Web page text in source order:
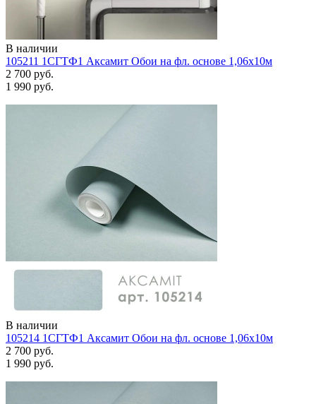
В наличии
105211 1СГТФ1 Аксамит Обои на фл. основе 1,06х10м
2 700 руб.
1 990 руб.
В наличии
105214 1СГТФ1 Аксамит Обои на фл. основе 1,06х10м
2 700 руб.
1 990 руб.